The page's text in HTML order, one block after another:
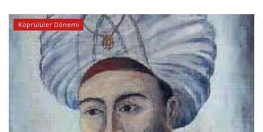
Köprülüler Dönemi